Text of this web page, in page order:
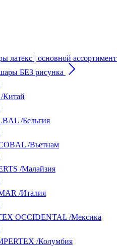
латекс | основной ассортимент
БЕЗ рисунка
/Китай
/Бельгия
/Вьетнам
/Малайзия
/Италия
OCCIDENTAL /Мексика
/Колумбия